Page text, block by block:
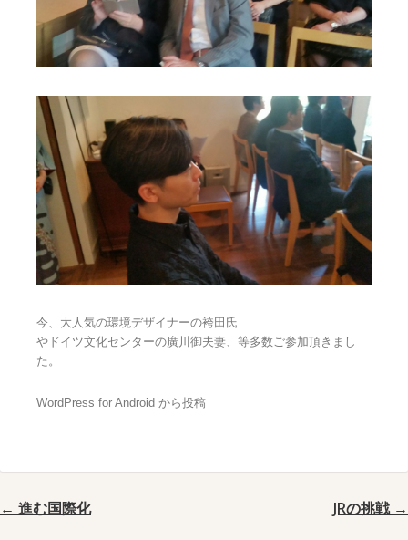
今、大人気の環境デザイナーの袴田氏
やドイツ文化センターの廣川御夫妻、等多数ご参加頂きまし
た。
WordPress for Android から投稿
JRの挑戦 →
← 進む国際化